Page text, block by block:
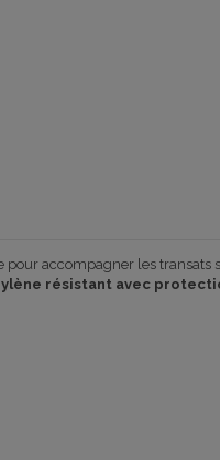
pour accompagner les transats
résistant avec